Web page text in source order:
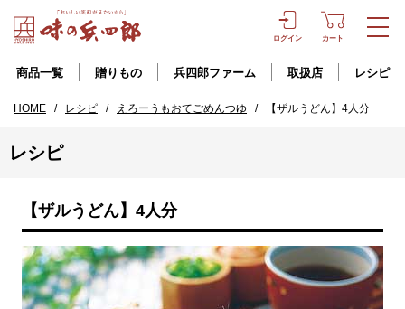
ログイン カート
商品一覧 贈りもの 兵四郎ファーム 取扱店 レシピ
HOME / レシピ / えろーうもおてごめんつゆ / 【ザルうどん】4人分
レシピ
【ザルうどん】4人分